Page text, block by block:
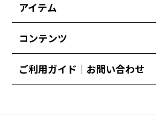
アイテム
コンテンツ
ご利用ガイド｜お問い合わせ